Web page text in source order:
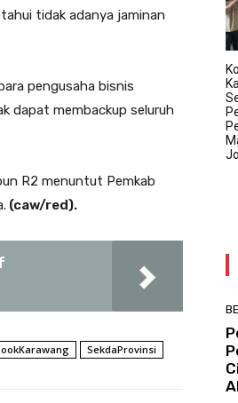
tidak adanya jaminan
pengusaha bisnis
dapat membackup seluruh
R2 menuntut Pemkab
(caw/red).
SekdaProvinsi